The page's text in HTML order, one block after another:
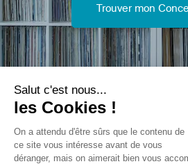
Salut c'est nous...
les Cookies !
On a attendu d'être sûrs que le contenu de
ce site vous intéresse avant de vous
déranger, mais on aimerait bien vous
Trouver mon
Equipement de santé/
dentaire